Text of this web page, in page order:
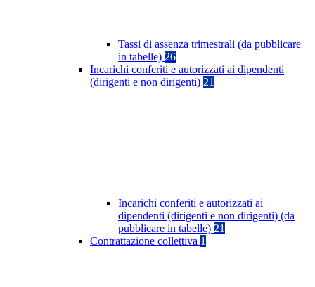
Tassi di assenza trimestrali (da pubblicare
in tabelle) 26
Incarichi conferiti e autorizzati ai dipendenti
(dirigenti e non dirigenti) 21
Incarichi conferiti e autorizzati ai
dipendenti (dirigenti e non dirigenti) (da
pubblicare in tabelle) 21
Contrattazione collettiva 1